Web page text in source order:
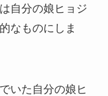
自分の娘ヒョジ
なものにしま
いた自分の娘ヒ